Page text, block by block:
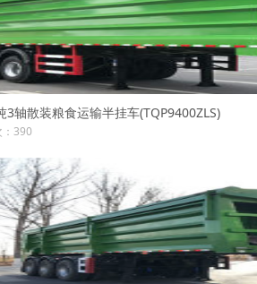
3轴散装粮食运输半挂车(TQP9400ZLS)
390